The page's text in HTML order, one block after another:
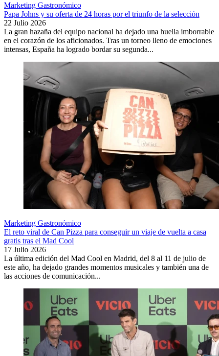
Marketing Gastronómico
Papa Johns y su oferta de 24 horas por el triunfo de la selección
22 Julio 2026
La gran hazaña del equipo nacional ha dejado una huella imborrable
en el corazón de los aficionados. Tras un torneo lleno de emociones
intensas, España ha logrado bordar su segunda...
Marketing Gastronómico
El reto viral de Can Pizza para conseguir un viaje de vuelta a casa
gratis tras el Mad Cool
17 Julio 2026
La última edición del Mad Cool en Madrid, del 8 al 11 de julio de
este año, ha dejado grandes momentos musicales y también una de
las acciones de comunicación...